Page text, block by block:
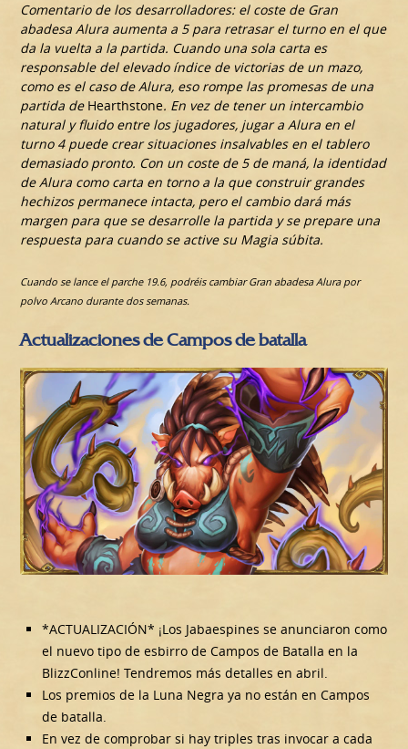
Comentario de los desarrolladores: el coste de Gran
abadesa Alura aumenta a 5 para retrasar el turno en el que
da la vuelta a la partida. Cuando una sola carta es
responsable del elevado índice de victorias de un mazo,
como es el caso de Alura, eso rompe las promesas de una
partida de Hearthstone. En vez de tener un intercambio
natural y fluido entre los jugadores, jugar a Alura en el
turno 4 puede crear situaciones insalvables en el tablero
demasiado pronto. Con un coste de 5 de maná, la identidad
de Alura como carta en torno a la que construir grandes
hechizos permanece intacta, pero el cambio dará más
margen para que se desarrolle la partida y se prepare una
respuesta para cuando se active su Magia súbita.
Cuando se lance el parche 19.6, podréis cambiar Gran abadesa Alura por
polvo Arcano durante dos semanas.
Actualizaciones de Campos de batalla
*ACTUALIZACIÓN* ¡Los Jabaespines se anunciaron como
el nuevo tipo de esbirro de Campos de Batalla en la
BlizzConline! Tendremos más detalles en abril.
Los premios de la Luna Negra ya no están en Campos
de batalla.
En vez de comprobar si hay triples tras invocar a cada